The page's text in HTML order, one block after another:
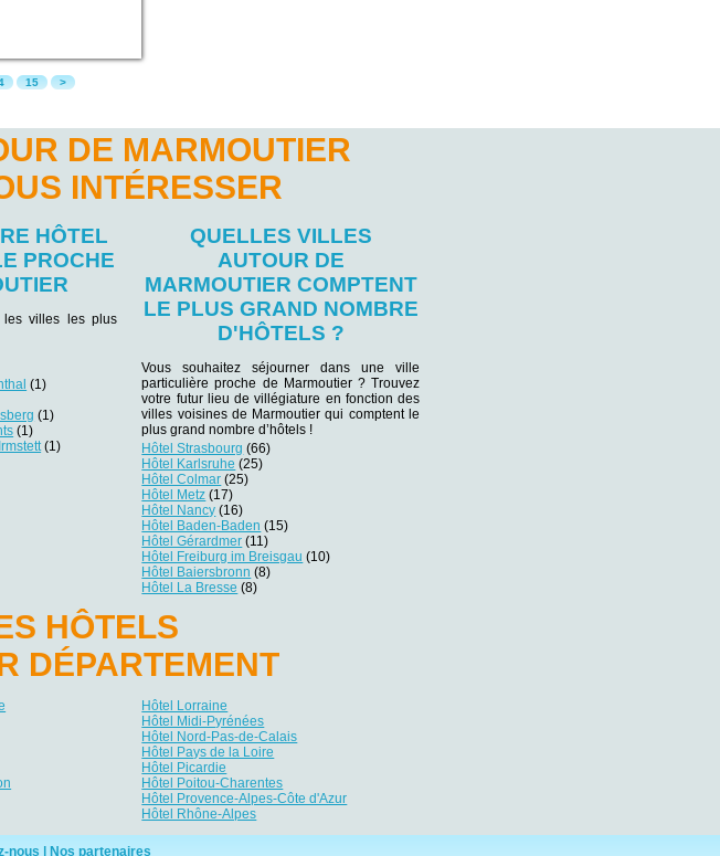
15 >
DE MARMOUTIER
INTÉRESSER
HÔTEL
PROCHE
les villes les plus
(1)
(1)
(1)
(1)
QUELLES VILLES
AUTOUR DE
MARMOUTIER COMPTENT
LE PLUS GRAND NOMBRE
D'HÔTELS ?
Vous souhaitez séjourner dans une ville
particulière proche de Marmoutier ? Trouvez
votre futur lieu de villégiature en fonction des
villes voisines de Marmoutier qui comptent le
plus grand nombre d’hôtels !
Hôtel Strasbourg (66)
Hôtel Karlsruhe (25)
Hôtel Colmar (25)
Hôtel Metz (17)
Hôtel Nancy (16)
Hôtel Baden-Baden (15)
Hôtel Gérardmer (11)
Hôtel Freiburg im Breisgau (10)
Hôtel Baiersbronn (8)
Hôtel La Bresse (8)
HÔTELS
DÉPARTEMENT
Hôtel Lorraine
Hôtel Midi-Pyrénées
Hôtel Nord-Pas-de-Calais
Hôtel Pays de la Loire
Hôtel Picardie
Hôtel Poitou-Charentes
Hôtel Provence-Alpes-Côte d'Azur
Hôtel Rhône-Alpes
nous | Nos partenaires